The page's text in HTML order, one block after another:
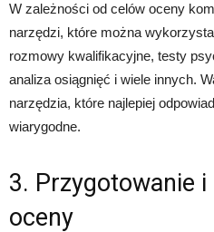
W zależności od celów oceny
narzędzi, które można
rozmowy kwalifikacyjne, testy
analiza osiągnięć i wiele innych.
narzędzia, które najlepiej
wiarygodne.
3. Przygotowanie
oceny